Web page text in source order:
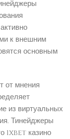
к внешним
основным
от мнения
из виртуальных
Тинейджеры
1xbet казино